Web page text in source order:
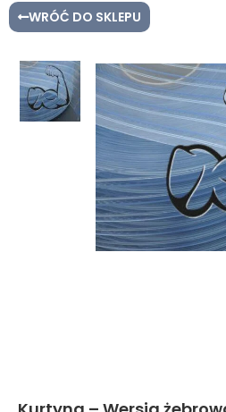
WRÓĆ DO SKLEPU